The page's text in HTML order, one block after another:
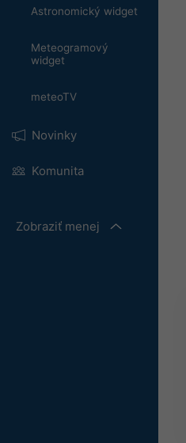
Astronomický widget
Meteogramový
widget
meteoTV
Novinky
Komunita
Zobraziť menej